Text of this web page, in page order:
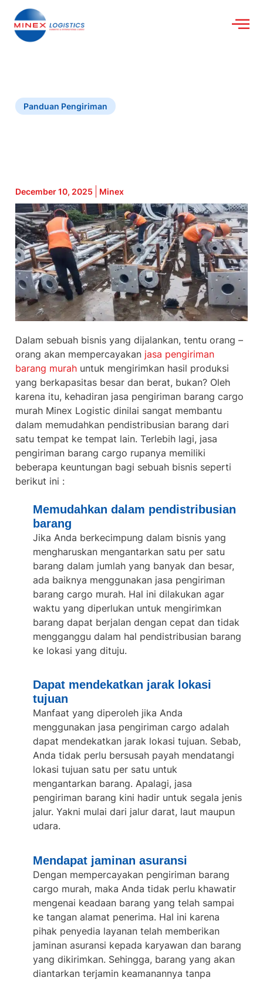
Panduan Pengiriman
December 10, 2025 Minex
Dalam sebuah bisnis yang dijalankan, tentu orang –
orang akan mempercayakan jasa pengiriman
barang murah untuk mengirimkan hasil produksi
yang berkapasitas besar dan berat, bukan? Oleh
karena itu, kehadiran jasa pengiriman barang cargo
murah Minex Logistic dinilai sangat membantu
dalam memudahkan pendistribusian barang dari
satu tempat ke tempat lain. Terlebih lagi, jasa
pengiriman barang cargo rupanya memiliki
beberapa keuntungan bagi sebuah bisnis seperti
berikut ini :
Memudahkan dalam pendistribusian
barang
Jika Anda berkecimpung dalam bisnis yang
mengharuskan mengantarkan satu per satu
barang dalam jumlah yang banyak dan besar,
ada baiknya menggunakan jasa pengiriman
barang cargo murah. Hal ini dilakukan agar
waktu yang diperlukan untuk mengirimkan
barang dapat berjalan dengan cepat dan tidak
mengganggu dalam hal pendistribusian barang
ke lokasi yang dituju.
Dapat mendekatkan jarak lokasi
tujuan
Manfaat yang diperoleh jika Anda
menggunakan jasa pengiriman cargo adalah
dapat mendekatkan jarak lokasi tujuan. Sebab,
Anda tidak perlu bersusah payah mendatangi
lokasi tujuan satu per satu untuk
mengantarkan barang. Apalagi, jasa
pengiriman barang kini hadir untuk segala jenis
jalur. Yakni mulai dari jalur darat, laut maupun
udara.
Mendapat jaminan asuransi
Dengan mempercayakan pengiriman barang
cargo murah, maka Anda tidak perlu khawatir
mengenai keadaan barang yang telah sampai
ke tangan alamat penerima. Hal ini karena
pihak penyedia layanan telah memberikan
jaminan asuransi kepada karyawan dan barang
yang dikirimkan. Sehingga, barang yang akan
diantarkan terjamin keamanannya tanpa